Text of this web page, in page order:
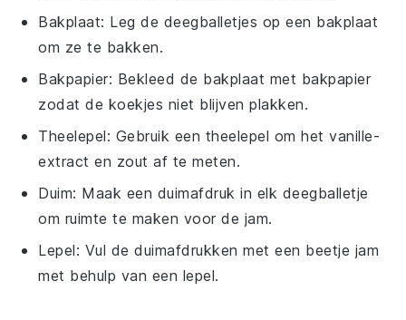
Bakplaat: Leg de deegballetjes op een bakplaat
om ze te bakken.
Bakpapier: Bekleed de bakplaat met bakpapier
zodat de koekjes niet blijven plakken.
Theelepel: Gebruik een theelepel om het vanille-
extract en zout af te meten.
Duim: Maak een duimafdruk in elk deegballetje
om ruimte te maken voor de jam.
Lepel: Vul de duimafdrukken met een beetje jam
met behulp van een lepel.